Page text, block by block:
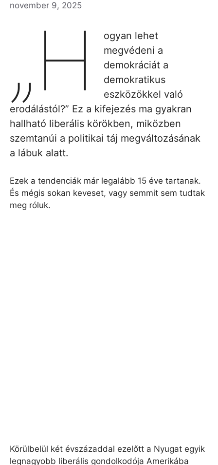
november 9, 2025
„H
ogyan lehet
megvédeni a
demokráciát a
demokratikus
eszközökkel való
erodálástól?” Ez a kifejezés ma gyakran
hallható liberális körökben, miközben
szemtanúi a politikai táj megváltozásának
a lábuk alatt.
Ezek a tendenciák már legalább 15 éve tartanak.
És mégis sokan keveset, vagy semmit sem tudtak
meg róluk.
Körülbelül két évszázaddal ezelőtt a Nyugat egyik
legnagyobb liberális gondolkodója Amerikába